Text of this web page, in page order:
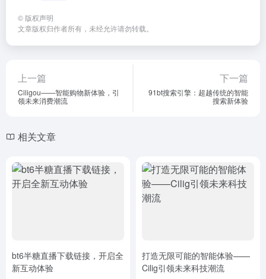
© 版权声明
文章版权归作者所有，未经允许请勿转载。
上一篇
Ciligou——智能购物新体验，引
领未来消费潮流
下一篇
91bt搜索引擎：超越传统的智能
搜索新体验
相关文章
bt6半糖直播下载链接，开启全
新互动体验
打造无限可能的智能体验——
Cilig引领未来科技潮流